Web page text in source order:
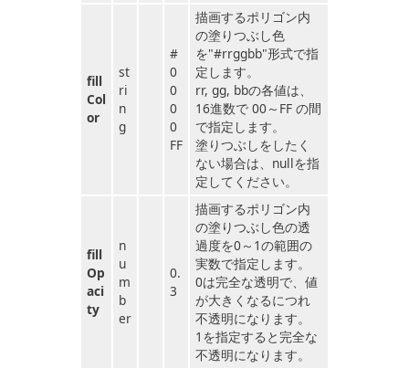
fill
Col
or
st
ri
n
g
#
0
0
0
0
FF
描画するポリゴン内
の塗りつぶし色
を"#rrggbb"形式で指
定します。
rr, gg, bbの各値は、
16進数で 00～FF の間
で指定します。
塗りつぶしをしたく
ない場合は、nullを指
定してください。
fill
Op
aci
ty
n
u
m
b
er
0.
3
描画するポリゴン内
の塗りつぶし色の透
過度を0～1の範囲の
実数で指定します。
0は完全な透明で、値
が大きくなるにつれ
不透明になります。
1を指定すると完全な
不透明になります。